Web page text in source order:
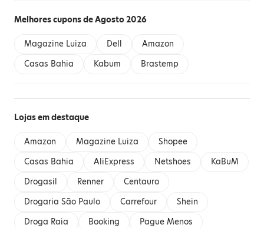
Melhores cupons de Agosto 2026
Magazine Luiza Dell
Amazon
Casas Bahia
Kabum Brastemp
Lojas em destaque
Amazon Magazine Luiza
Shopee
Casas Bahia
AliExpress Netshoes
KaBuM
Drogasil
Renner
Centauro
Drogaria São Paulo
Carrefour
Shein
Droga Raia
Booking
Pague Menos